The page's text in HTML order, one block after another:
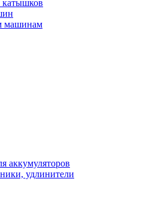
катышков
машинам
аккумуляторов
удлинители